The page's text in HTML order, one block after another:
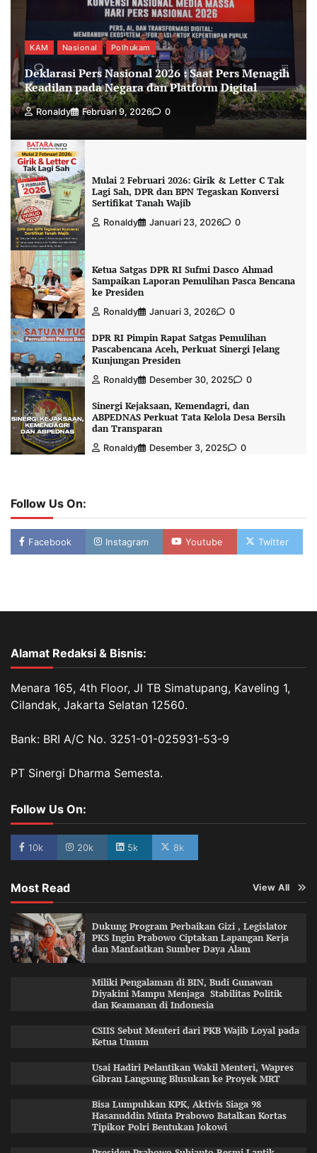
KAM Nasional Polhukam
Deklarasi Pers Nasional 2026 : Saat Pers Menagih
Keadilan pada Negara dan Platform Digital
Ronaldy Februari 9, 2026 0
Mulai 2 Februari 2026: Girik & Letter C Tak
Lagi Sah, DPR dan BPN Tegaskan Konversi
Sertifikat Tanah Wajib
Ronaldy Januari 23, 2026 0
Ketua Satgas DPR RI Sufmi Dasco Ahmad
Sampaikan Laporan Pemulihan Pasca Bencana
ke Presiden
Ronaldy Januari 3, 2026 0
DPR RI Pimpin Rapat Satgas Pemulihan
Pascabencana Aceh, Perkuat Sinergi Jelang
Kunjungan Presiden
Ronaldy Desember 30, 2025 0
Sinergi Kejaksaan, Kemendagri, dan
ABPEDNAS Perkuat Tata Kelola Desa Bersih
dan Transparan
Ronaldy Desember 3, 2025 0
Follow Us On:
Facebook Instagram Youtube Twitter
Alamat Redaksi & Bisnis:
Menara 165, 4th Floor, Jl TB Simatupang, Kaveling 1,
Cilandak, Jakarta Selatan 12560.
Bank: BRI A/C No. 3251-01-025931-53-9
PT Sinergi Dharma Semesta.
Follow Us On:
10k 20k 5k 8k
Most Read View All
Dukung Program Perbaikan Gizi , Legislator
PKS Ingin Prabowo Ciptakan Lapangan Kerja
dan Manfaatkan Sumber Daya Alam
Miliki Pengalaman di BIN, Budi Gunawan
Diyakini Mampu Menjaga Stabilitas Politik
dan Keamanan di Indonesia
CSIIS Sebut Menteri dari PKB Wajib Loyal pada
Ketua Umum
Usai Hadiri Pelantikan Wakil Menteri, Wapres
Gibran Langsung Blusukan ke Proyek MRT
Bisa Lumpuhkan KPK, Aktivis Siaga 98
Hasanuddin Minta Prabowo Batalkan Kortas
Tipikor Polri Bentukan Jokowi